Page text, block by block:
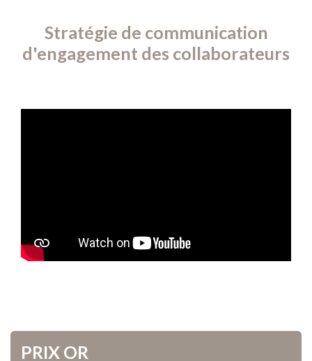
Stratégie de communication
d'engagement des collaborateurs
PRIX OR